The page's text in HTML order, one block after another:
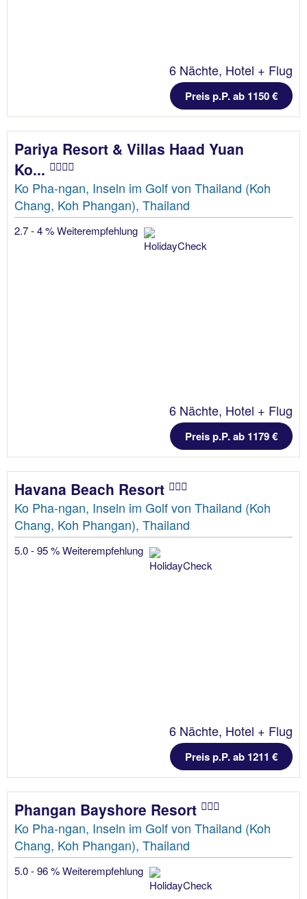
6 Nächte, Hotel + Flug
Preis p.P. ab 1150 €
Pariya Resort & Villas Haad Yuan
Ko...
Ko Pha-ngan, Inseln im Golf von Thailand (Koh
Chang, Koh Phangan), Thailand
2.7 - 4 % Weiterempfehlung
6 Nächte, Hotel + Flug
Preis p.P. ab 1179 €
Havana Beach Resort
Ko Pha-ngan, Inseln im Golf von Thailand (Koh
Chang, Koh Phangan), Thailand
5.0 - 95 % Weiterempfehlung
6 Nächte, Hotel + Flug
Preis p.P. ab 1211 €
Phangan Bayshore Resort
Ko Pha-ngan, Inseln im Golf von Thailand (Koh
Chang, Koh Phangan), Thailand
5.0 - 96 % Weiterempfehlung